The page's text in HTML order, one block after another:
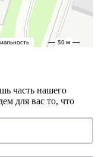
часть нашего
для вас то, что